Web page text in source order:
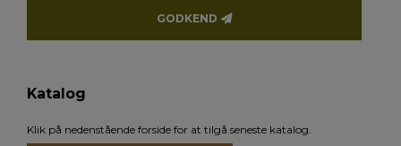
GODKEND
Katalog
Klik på nedenstående forside for at tilgå seneste katalog.